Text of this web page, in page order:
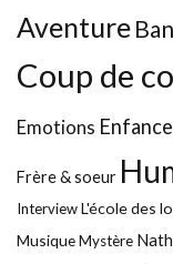
Aventure
Coup de
Emotions Enfance
Frère & soeur
InterviewL'école des
MusiqueMystère